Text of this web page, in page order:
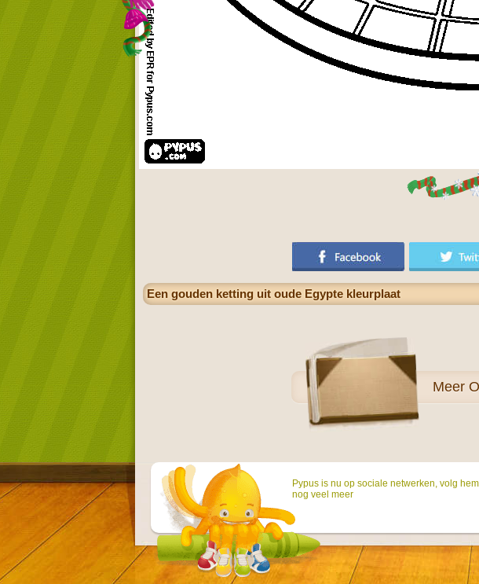
Een gouden ketting uit oude Egypte kleurplaat
Meer
Pypus is nu op sociale netwerken, volg
nog veel meer